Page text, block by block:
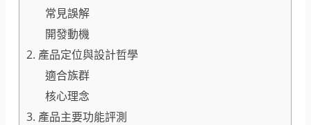
常見誤解
開發動機
2. 產品定位與設計哲學
適合族群
核心理念
3. 產品主要功能評測